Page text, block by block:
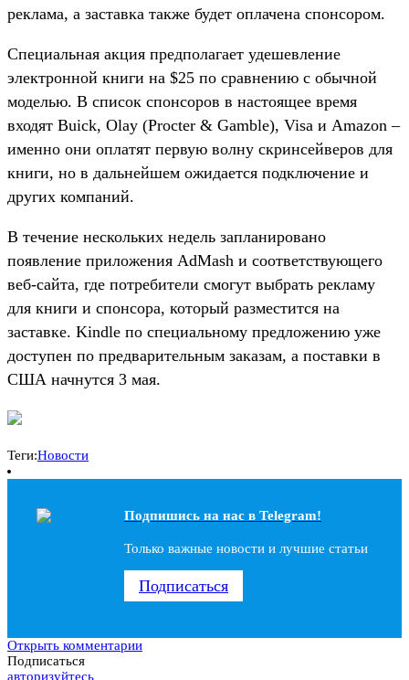
реклама, а заставка также будет оплачена спонсором.
Специальная акция предполагает удешевление
электронной книги на $25 по сравнению с обычной
моделью. В список спонсоров в настоящее время
входят Buick, Olay (Procter & Gamble), Visa и Amazon –
именно они оплатят первую волну скринсейверов для
книги, но в дальнейшем ожидается подключение и
других компаний.
В течение нескольких недель запланировано
появление приложения AdMash и соответствующего
веб-сайта, где потребители смогут выбрать рекламу
для книги и спонсора, который разместится на
заставке. Kindle по специальному предложению уже
доступен по предварительным заказам, а поставки в
США начнутся 3 мая.
Теги:Новости
Подпишись на наc в Telegram!
Только важные новости и лучшие статьи
Подписаться
Открыть комментарии
Подписаться
авторизуйтесь